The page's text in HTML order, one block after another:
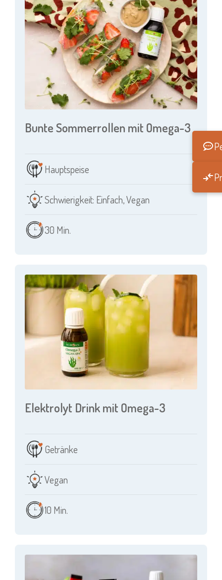
Bunte Sommerrollen mit Omega-3
Hauptspeise
Schwierigkeit: Einfach,Vegan
30 Min.
Elektrolyt Drink mit Omega-3
Getränke
Vegan
10 Min.